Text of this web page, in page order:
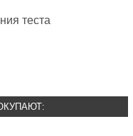
теста